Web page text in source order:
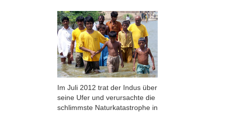
Im Juli 2012 trat der Indus über
seine Ufer und verursachte die
schlimmste Naturkatastrophe in